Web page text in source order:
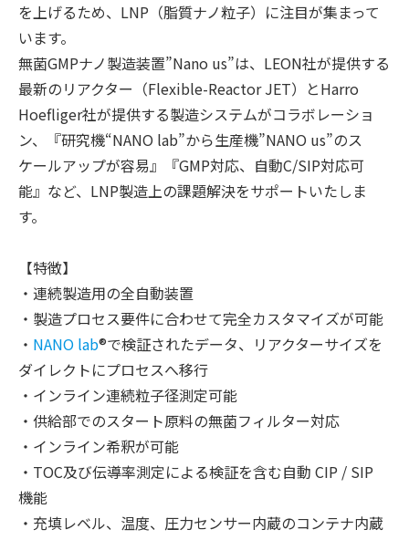
を上げるため、LNP（脂質ナノ粒子）に注目が集まって
います。
無菌GMPナノ製造装置”Nano us”は、LEON社が提供する
最新のリアクター（Flexible-Reactor JET）とHarro
Hoefliger社が提供する製造システムがコラボレーショ
ン、『研究機“NANO lab”から生産機”NANO us”のス
ケールアップが容易』『GMP対応、自動C/SIP対応可
能』など、LNP製造上の課題解決をサポートいたしま
す。
【特徴】
・連続製造用の全自動装置
・製造プロセス要件に合わせて完全カスタマイズが可能
・ NANO lab®で検証されたデータ、リアクターサイズを
ダイレクトにプロセスへ移行
・インライン連続粒子径測定可能
・供給部でのスタート原料の無菌フィルター対応
・インライン希釈が可能
・TOC及び伝導率測定による検証を含む自動 CIP / SIP
機能
・充填レベル、温度、圧力センサー内蔵のコンテナ内蔵